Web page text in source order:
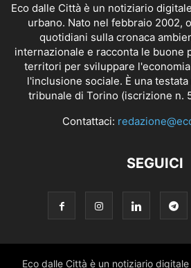
Eco dalle Città è un notiziario
urbano. Nato nel febbraio 2002,
quotidiani sulla cronaca
internazionale e racconta le buone
territori per sviluppare
l'inclusione sociale. È una
tribunale di Torino (iscrizione n.
Contattaci:
SEGUICI
Eco dalle Città è un notiziario